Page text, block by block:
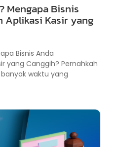
Mengapa Bisnis
Aplikasi Kasir yang
Bisnis Anda
yang Canggih? Pernahkah
waktu yang